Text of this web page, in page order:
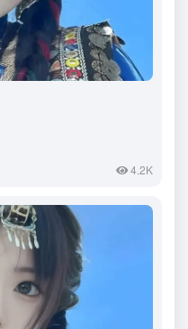
4.2K